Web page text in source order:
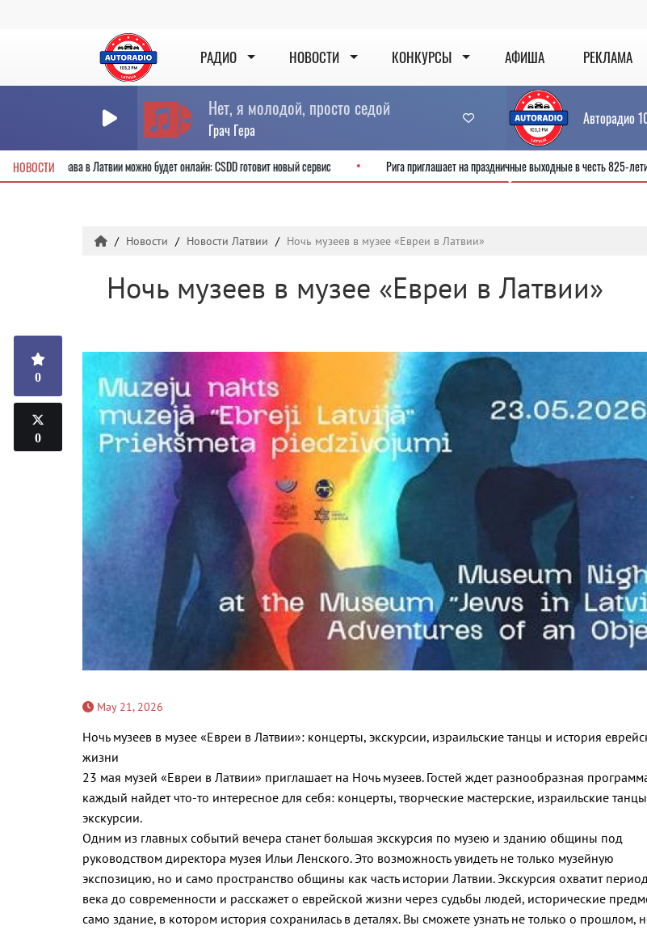
РАДИО НОВОСТИ КОНКУРСЫ АФИША РЕКЛАМА
Нет, я молодой, просто седой
Грач Гера
Авторадио
НОВОСТИ
новые водительские права в Латвии можно будет онлайн: CSDD готовит новый сервис Рига приглашает на праздничные выходные в
Новости Новости Латвии Ночь музеев в музее «Евреи в Латвии»
Ночь музеев в музее «Евреи в Латвии»
0
0
May 21, 2026
Ночь музеев в музее «Евреи в Латвии»: концерты, экскурсии, израильские танцы и история
жизни
23 мая музей «Евреи в Латвии» приглашает на Ночь музеев. Гостей ждет разнообразная
каждый найдет что-то интересное для себя: концерты, творческие мастерские, израильские
экскурсии.
Одним из главных событий вечера станет большая экскурсия по музею и зданию общины под
руководством директора музея Ильи Ленского. Это возможность увидеть не только музейную
экспозицию, но и само пространство общины как часть истории Латвии. Экскурсия охватит
века до современности и расскажет о еврейской жизни через судьбы людей, исторические
само здание, в котором история сохранилась в деталях. Вы сможете узнать не только о прошлом,
НОВЫЙ ГОД в